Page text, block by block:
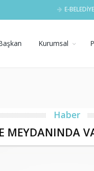
E-BELEDİYE
Kurumsal
Haber
MEYDANINDA